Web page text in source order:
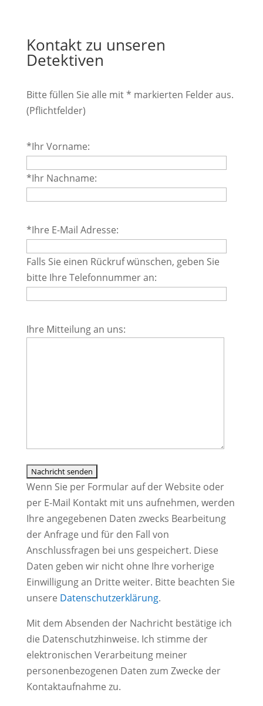
Kontakt zu unseren
Detektiven
Bitte füllen Sie alle mit * markierten Felder aus.
(Pflichtfelder)
lasse
dieses
Feld
leer.
*Ihr Vorname:
*Ihr Nachname:
lasse
dieses
Feld
leer.
*Ihre E-Mail Adresse:
Falls Sie einen Rückruf wünschen, geben Sie
bitte Ihre Telefonnummer an:
lasse
Ihre Mitteilung an uns:
Wenn Sie per Formular auf der Website oder
per E-Mail Kontakt mit uns aufnehmen, werden
Ihre angegebenen Daten zwecks Bearbeitung
der Anfrage und für den Fall von
Anschlussfragen bei uns gespeichert. Diese
Daten geben wir nicht ohne Ihre vorherige
Einwilligung an Dritte weiter. Bitte beachten Sie
unsere Datenschutzerklärung.
Mit dem Absenden der Nachricht bestätige ich
die Datenschutzhinweise. Ich stimme der
elektronischen Verarbeitung meiner
personenbezogenen Daten zum Zwecke der
Kontaktaufnahme zu.